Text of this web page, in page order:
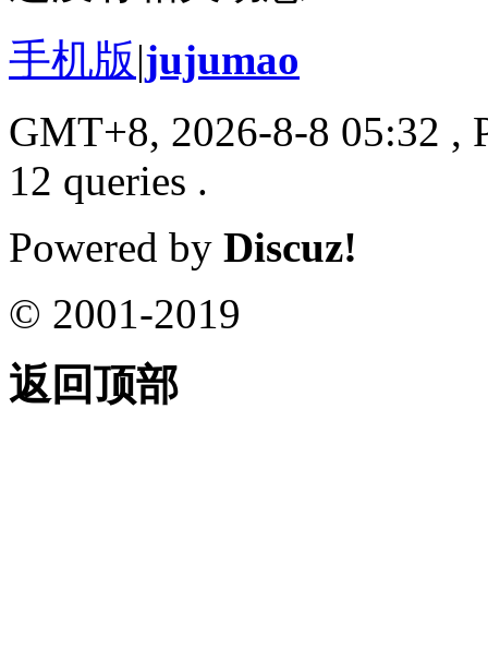
手机版|jujumao
GMT+8, 2026-8-8 05:32 ,
12 queries .
Powered by Discuz!
© 2001-2019
返回顶部